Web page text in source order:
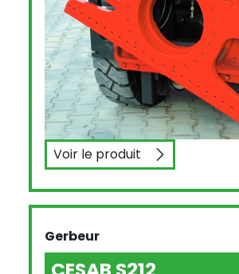
Voir le produitTête rotative
Gerbeur